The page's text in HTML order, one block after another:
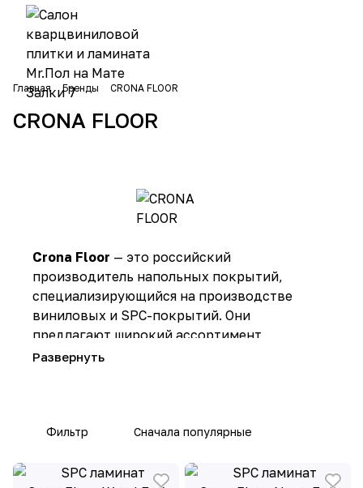
Главная Бренды CRONA FLOOR
CRONA FLOOR
Crona Floor — это российский
производитель напольных покрытий,
специализирующийся на производстве
виниловых и SPC-покрытий. Они
предлагают широкий ассортимент
ламината, виниловых плит и виниловых
Качество материалов: Продукция
Фильтр Сначала популярные